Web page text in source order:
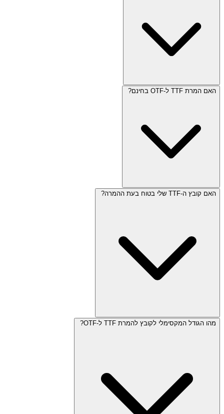
האם המרת TTF ל-OTF בחינם?
האם קובץ ה-TTF שלי בטוח בעת ההמרה?
מהו הגודל המקסימלי לקובץ להמרת TTF ל-OTF?